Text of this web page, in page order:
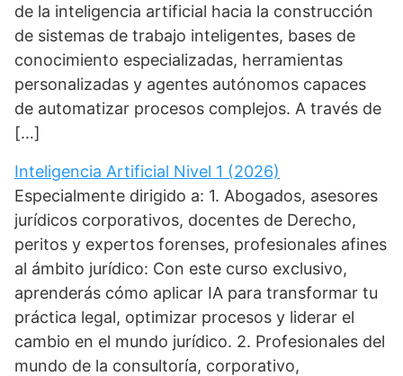
de la inteligencia artificial hacia la construcción
de sistemas de trabajo inteligentes, bases de
conocimiento especializadas, herramientas
personalizadas y agentes autónomos capaces
de automatizar procesos complejos. A través de
[…]
Inteligencia Artificial Nivel 1 (2026)
Especialmente dirigido a: 1. Abogados, asesores
jurídicos corporativos, docentes de Derecho,
peritos y expertos forenses, profesionales afines
al ámbito jurídico: Con este curso exclusivo,
aprenderás cómo aplicar IA para transformar tu
práctica legal, optimizar procesos y liderar el
cambio en el mundo jurídico. 2. Profesionales del
mundo de la consultoría, corporativo,